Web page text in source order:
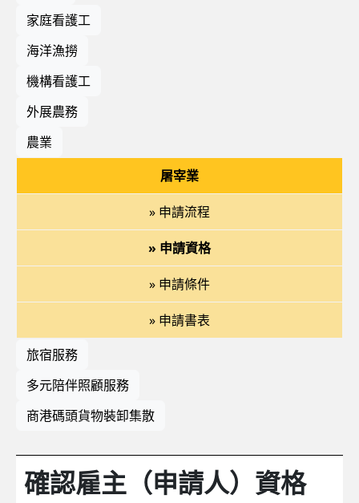
家庭看護工
海洋漁撈
機構看護工
外展農務
農業
屠宰業
» 申請流程
» 申請資格
» 申請條件
» 申請書表
旅宿服務
多元陪伴照顧服務
商港碼頭貨物裝卸集散
確認雇主（申請人）資格